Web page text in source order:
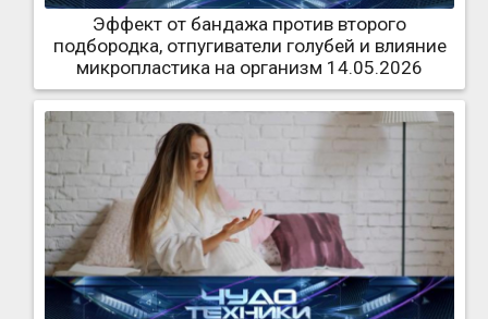
Эффект от бандажа против второго
подбородка, отпугиватели голубей и влияние
микропластика на организм 14.05.2026